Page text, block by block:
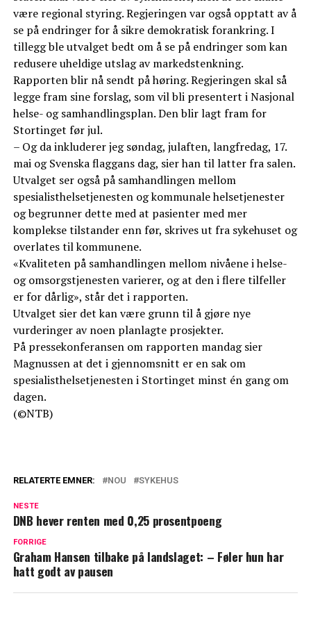
være regional styring. Regjeringen var også opptatt av å
se på endringer for å sikre demokratisk forankring. I
tillegg ble utvalget bedt om å se på endringer som kan
redusere uheldige utslag av markedstenkning.
Rapporten blir nå sendt på høring. Regjeringen skal så
legge fram sine forslag, som vil bli presentert i Nasjonal
helse- og samhandlingsplan. Den blir lagt fram for
Stortinget før jul.
– Og da inkluderer jeg søndag, julaften, langfredag, 17.
mai og Svenska flaggans dag, sier han til latter fra salen.
Utvalget ser også på samhandlingen mellom
spesialisthelsetjenesten og kommunale helsetjenester
og begrunner dette med at pasienter med mer
komplekse tilstander enn før, skrives ut fra sykehuset og
overlates til kommunene.
«Kvaliteten på samhandlingen mellom nivåene i helse-
og omsorgstjenesten varierer, og at den i flere tilfeller
er for dårlig», står det i rapporten.
Utvalget sier det kan være grunn til å gjøre nye
vurderinger av noen planlagte prosjekter.
På pressekonferansen om rapporten mandag sier
Magnussen at det i gjennomsnitt er en sak om
spesialisthelsetjenesten i Stortinget minst én gang om
dagen.
(©NTB)
RELATERTE EMNER: NOU SYKEHUS
NESTE
DNB hever renten med 0,25 prosentpoeng
FORRIGE
Graham Hansen tilbake på landslaget: – Føler hun har
hatt godt av pausen